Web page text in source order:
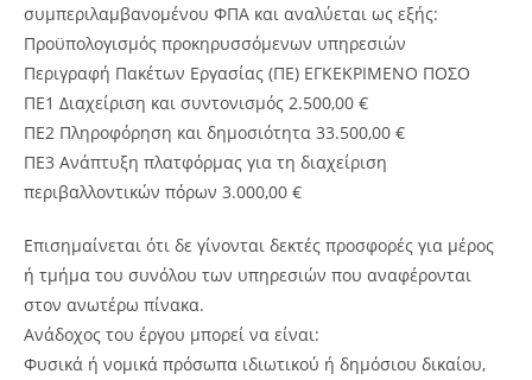
συμπεριλαμβανομένου ΦΠΑ και αναλύεται ως εξής:
Προϋπολογισμός προκηρυσσόμενων υπηρεσιών
Περιγραφή Πακέτων Εργασίας (ΠΕ) ΕΓΚΕΚΡΙΜΕΝΟ ΠΟΣΟ
ΠΕ1 Διαχείριση και συντονισμός 2.500,00 €
ΠΕ2 Πληροφόρηση και δημοσιότητα 33.500,00 €
ΠΕ3 Ανάπτυξη πλατφόρμας για τη διαχείριση
περιβαλλοντικών πόρων 3.000,00 €
Επισημαίνεται ότι δε γίνονται δεκτές προσφορές για μέρος
ή τμήμα του συνόλου των υπηρεσιών που αναφέρονται
στον ανωτέρω πίνακα.
Ανάδοχος του έργου μπορεί να είναι:
Φυσικά ή νομικά πρόσωπα ιδιωτικού ή δημόσιου δικαίου,